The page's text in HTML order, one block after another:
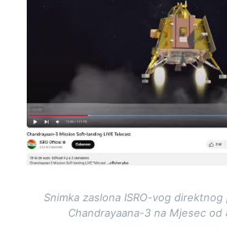
Snimka zaslona ISRO-vog
Chandrayaana-3 na Mjesec od